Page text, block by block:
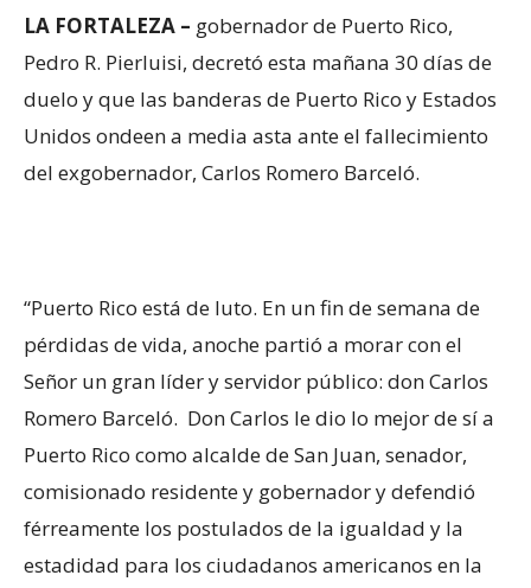
LA FORTALEZA – gobernador de Puerto Rico,
Pedro R. Pierluisi, decretó esta mañana 30 días de
duelo y que las banderas de Puerto Rico y Estados
Unidos ondeen a media asta ante el fallecimiento
del exgobernador, Carlos Romero Barceló.
“Puerto Rico está de luto. En un fin de semana de
pérdidas de vida, anoche partió a morar con el
Señor un gran líder y servidor público: don Carlos
Romero Barceló. Don Carlos le dio lo mejor de sí a
Puerto Rico como alcalde de San Juan, senador,
comisionado residente y gobernador y defendió
férreamente los postulados de la igualdad y la
estadidad para los ciudadanos americanos en la